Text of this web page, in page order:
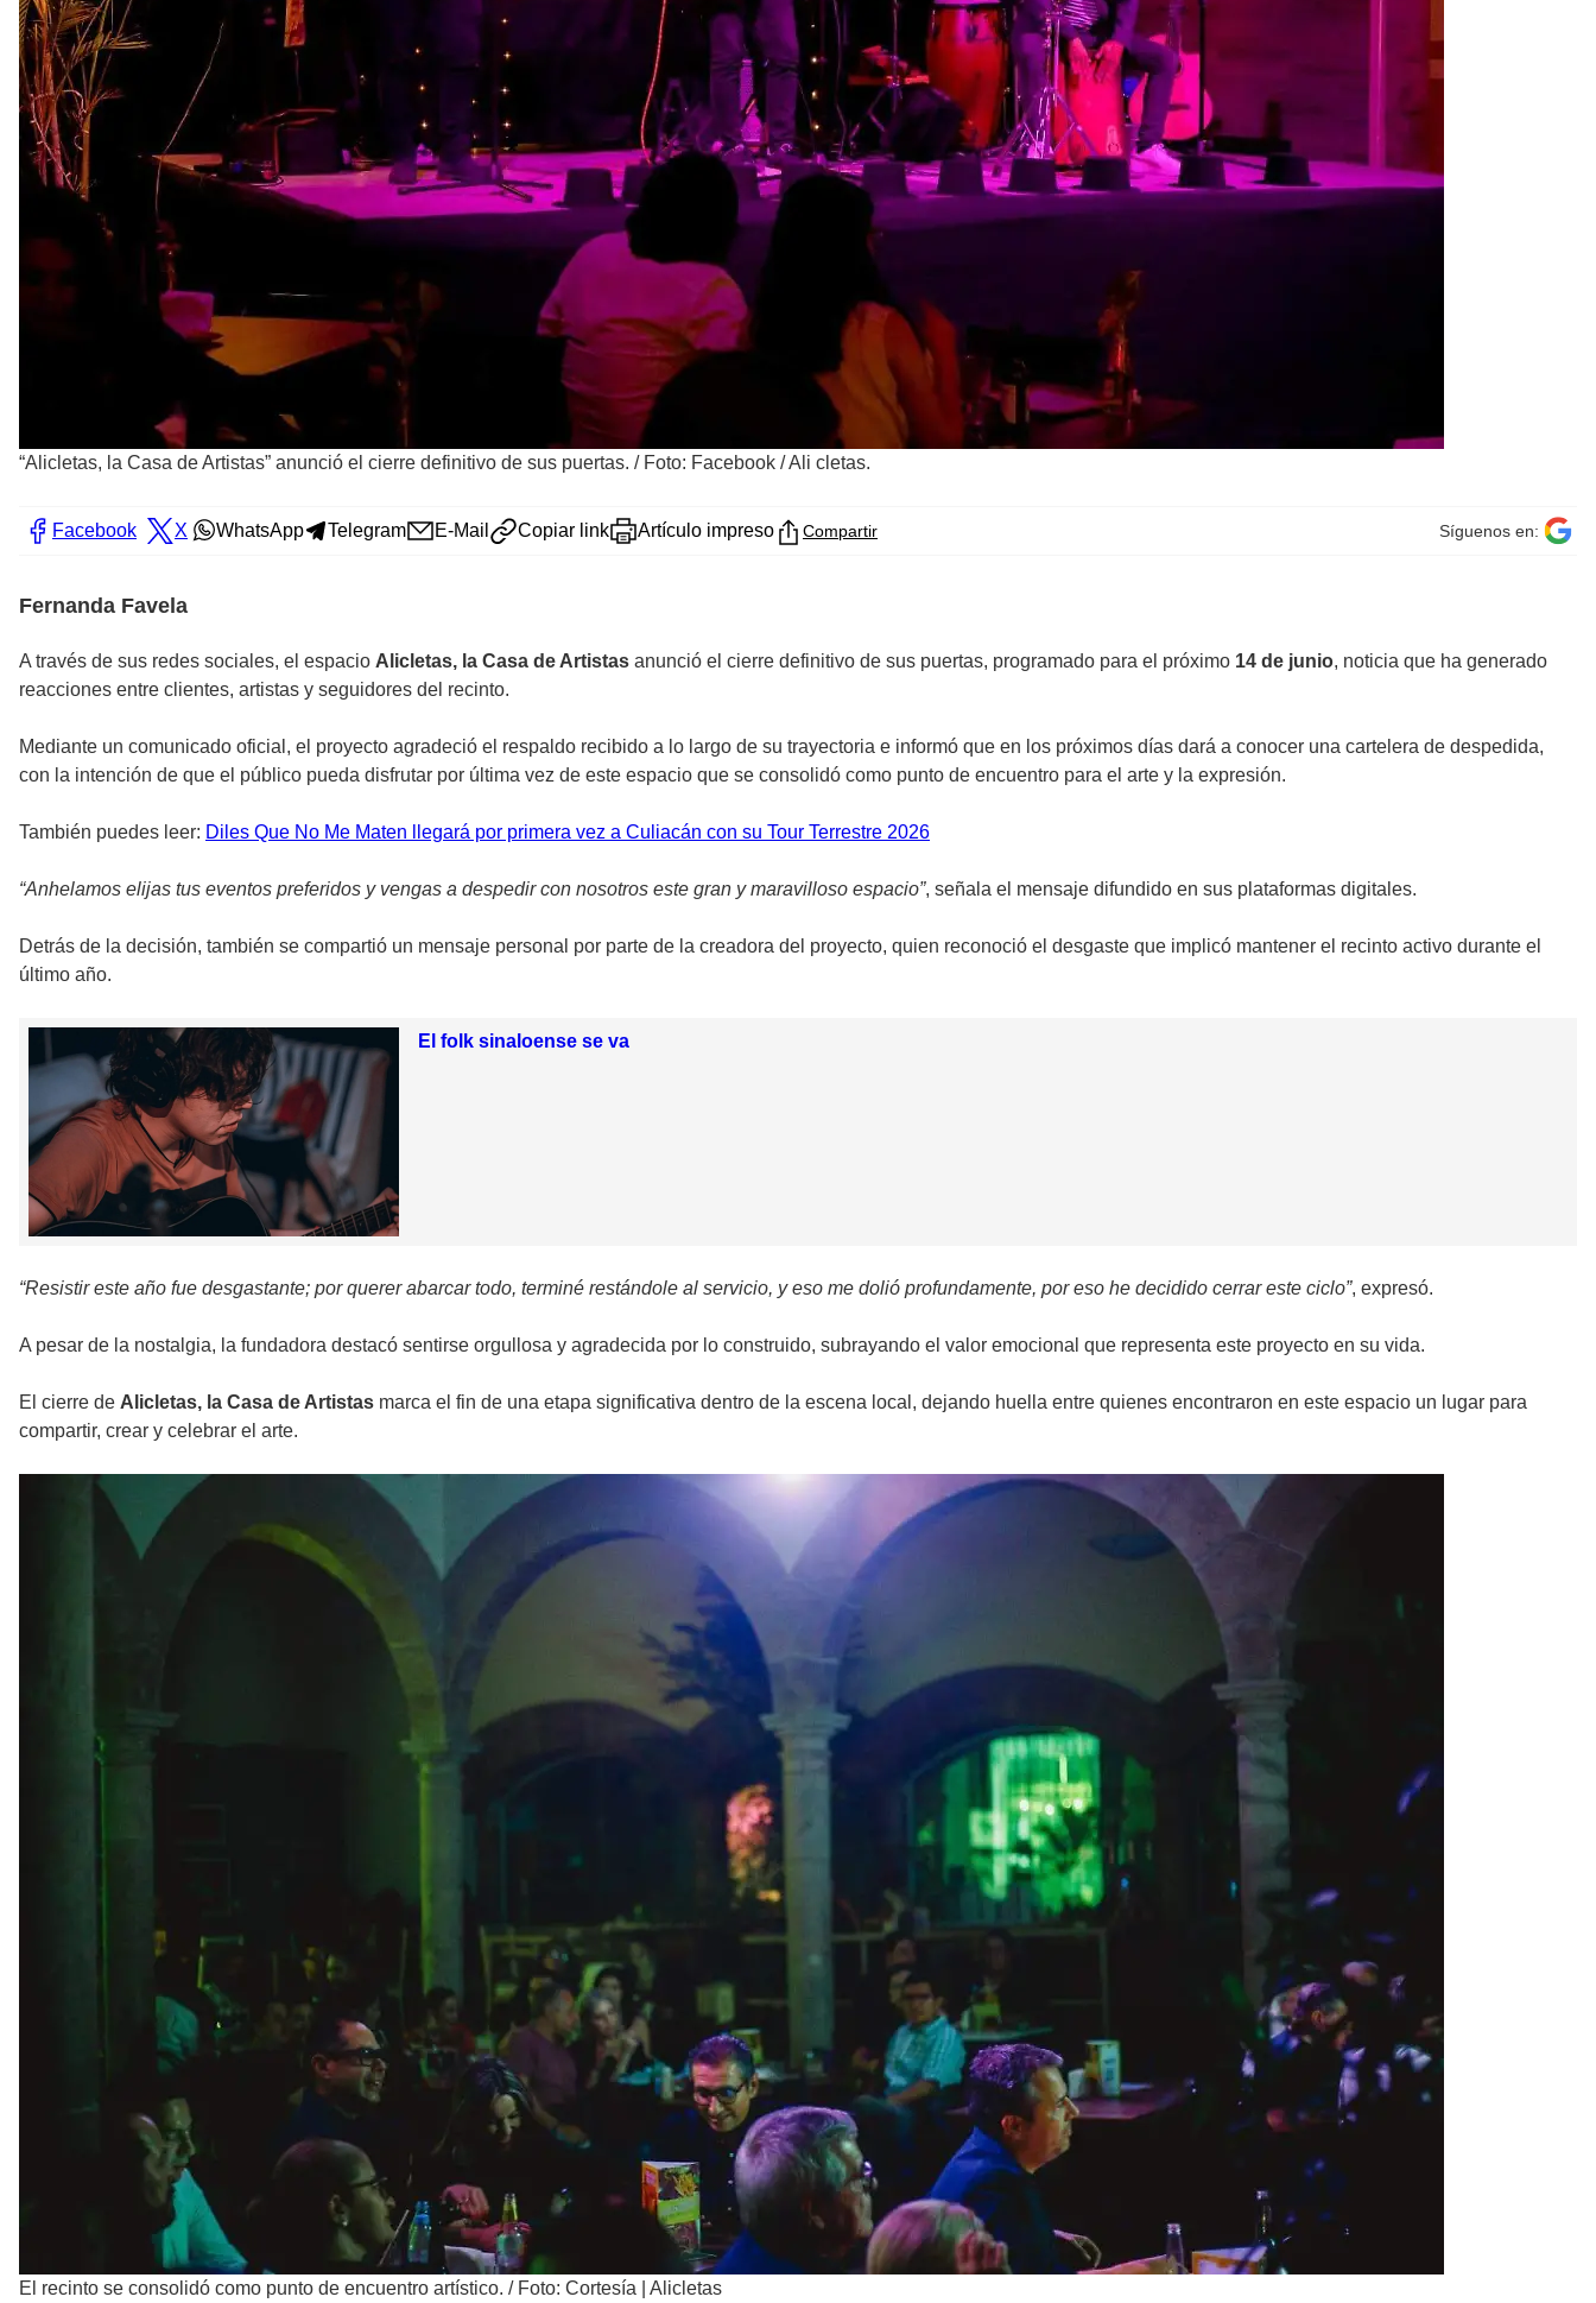
“Alicletas, la Casa de Artistas” anunció el cierre definitivo de sus puertas. / Foto: Facebook / Ali cletas.
Facebook X WhatsApp Telegram E-Mail Copiar link Artículo impreso Compartir Síguenos en:
Fernanda Favela
A través de sus redes sociales, el espacio Alicletas, la Casa de Artistas anunció el cierre definitivo de sus puertas, programado para el próximo 14 de junio, noticia que ha generado
reacciones entre clientes, artistas y seguidores del recinto.
Mediante un comunicado oficial, el proyecto agradeció el respaldo recibido a lo largo de su trayectoria e informó que en los próximos días dará a conocer una cartelera de despedida,
con la intención de que el público pueda disfrutar por última vez de este espacio que se consolidó como punto de encuentro para el arte y la expresión.
También puedes leer: Diles Que No Me Maten llegará por primera vez a Culiacán con su Tour Terrestre 2026
“Anhelamos elijas tus eventos preferidos y vengas a despedir con nosotros este gran y maravilloso espacio”, señala el mensaje difundido en sus plataformas digitales.
Detrás de la decisión, también se compartió un mensaje personal por parte de la creadora del proyecto, quien reconoció el desgaste que implicó mantener el recinto activo durante el
último año.
El folk sinaloense se va
“Resistir este año fue desgastante; por querer abarcar todo, terminé restándole al servicio, y eso me dolió profundamente, por eso he decidido cerrar este ciclo”, expresó.
A pesar de la nostalgia, la fundadora destacó sentirse orgullosa y agradecida por lo construido, subrayando el valor emocional que representa este proyecto en su vida.
El cierre de Alicletas, la Casa de Artistas marca el fin de una etapa significativa dentro de la escena local, dejando huella entre quienes encontraron en este espacio un lugar para
compartir, crear y celebrar el arte.
El recinto se consolidó como punto de encuentro artístico. / Foto: Cortesía | Alicletas